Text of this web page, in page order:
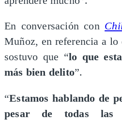
En conversación con
Muñoz, en referencia a
sostuvo que “lo que
más bien delito”.
“Estamos hablando de
pesar de todas las